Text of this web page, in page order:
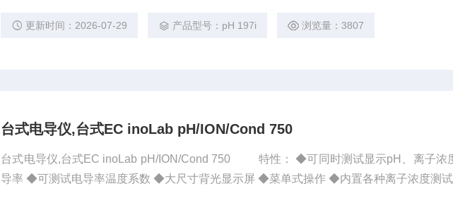
更新时间：2026-07-29 产品型号：pH 197i 浏览量：3807
台式电导仪,台式EC inoLab pH/ION/Cond 750
台式电导仪,台式EC inoLab pH/ION/Cond 750 特性： ◆可同时测试显示pH、离子浓度和电
导率 ◆可测试电导率温度系数 ◆大尺寸背光显示屏 ◆菜单式操作 ◆内置各种离子浓度测试方法 ◆